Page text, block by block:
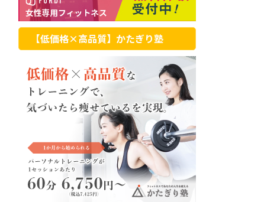
【低価格×高品質】かたぎり塾